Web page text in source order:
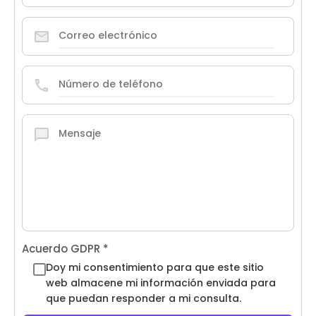
Acuerdo GDPR *
Doy mi consentimiento para que este sitio
web almacene mi información enviada para
que puedan responder a mi consulta.